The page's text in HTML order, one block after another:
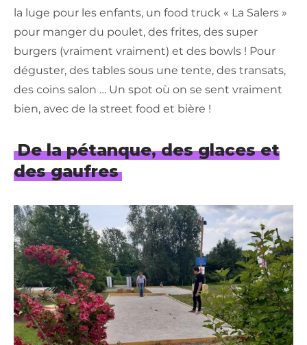
la luge pour les enfants, un food truck « La Salers »
pour manger du poulet, des frites, des super
burgers (vraiment vraiment) et des bowls ! Pour
déguster, des tables sous une tente, des transats,
des coins salon … Un spot où on se sent vraiment
bien, avec de la street food et bière !
De la pétanque, des glaces et
des gaufres